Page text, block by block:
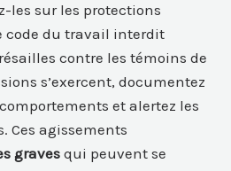
les sur les protections
code du travail interdit
contre les témoins de
s’exercent, documentez
et alertez les
Ces agissements
gravesqui peuvent se